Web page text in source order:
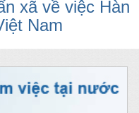
xã về việc Hàn
Nam